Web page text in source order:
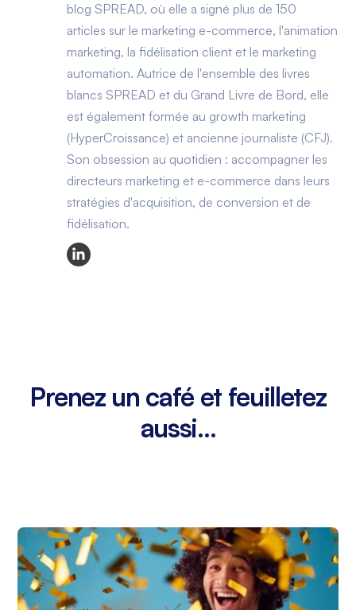
blog SPREAD, où elle a signé plus de 150
articles sur le marketing e-commerce, l'animation
marketing, la fidélisation client et le marketing
automation. Autrice de l'ensemble des livres
blancs SPREAD et du Grand Livre de Bord, elle
est également formée au growth marketing
(HyperCroissance) et ancienne journaliste (CFJ).
Son obsession au quotidien : accompagner les
directeurs marketing et e-commerce dans leurs
stratégies d'acquisition, de conversion et de
fidélisation.
Prenez un café et feuilletez
aussi...